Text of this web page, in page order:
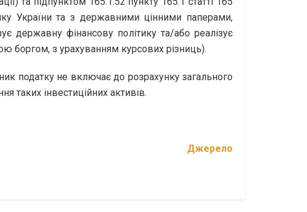
України та з державними цінними паперами,
державну фінансову політику та/або реалізує
боргом, з урахуванням курсових різниць).
податку не включає до розрахунку загального
таких інвестиційних активів.
Джерело